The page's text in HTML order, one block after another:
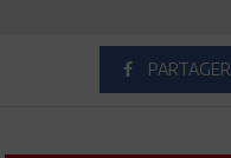
PARTAGER